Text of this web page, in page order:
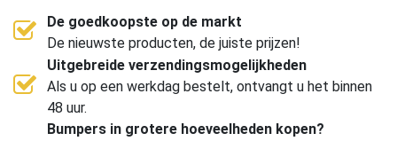
De goedkoopste op de markt
De nieuwste producten, de juiste prijzen!
Uitgebreide verzendingsmogelijkheden
Als u op een werkdag bestelt, ontvangt u het binnen
48 uur.
Bumpers in grotere hoeveelheden kopen?